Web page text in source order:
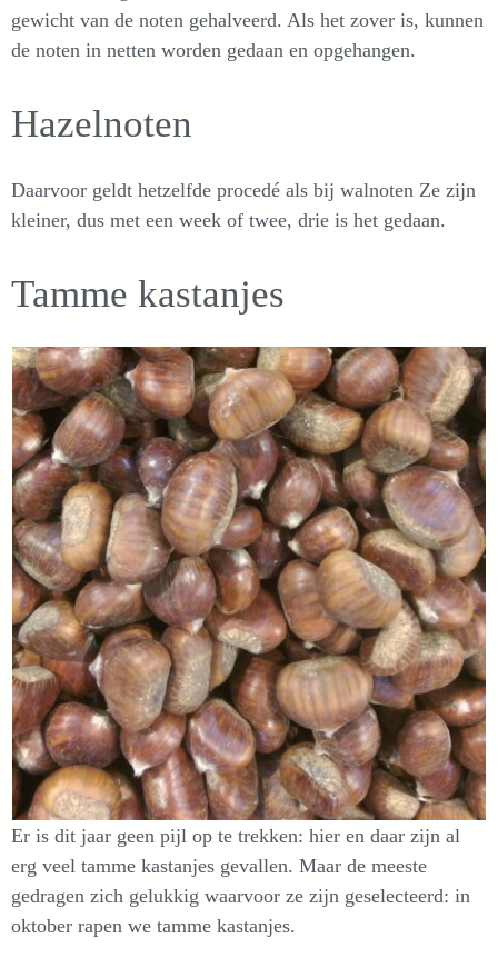
gewicht van de noten gehalveerd. Als het zover is, kunnen
de noten in netten worden gedaan en opgehangen.
Hazelnoten
Daarvoor geldt hetzelfde procedé als bij walnoten Ze zijn
kleiner, dus met een week of twee, drie is het gedaan.
Tamme kastanjes
Er is dit jaar geen pijl op te trekken: hier en daar zijn al
erg veel tamme kastanjes gevallen. Maar de meeste
gedragen zich gelukkig waarvoor ze zijn geselecteerd: in
oktober rapen we tamme kastanjes.